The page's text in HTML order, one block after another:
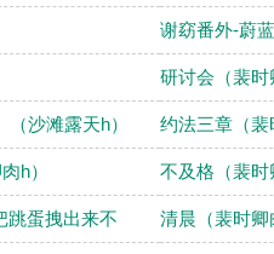
谢窈番外-蔚
研讨会（裴时
沙滩露天h） 约法三章（裴
h） 不及格（裴时
跳蛋拽出来不 清晨（裴时卿